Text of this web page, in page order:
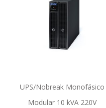
UPS/Nobreak Monofásico
Modular 10 kVA 220V